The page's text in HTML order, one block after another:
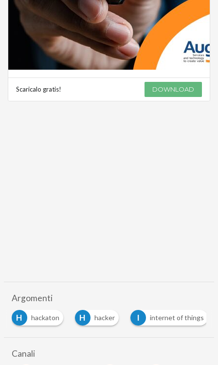
Scaricalo gratis! DOWNLOAD
Argomenti
H
hackaton H hacker I internet of things
Canali